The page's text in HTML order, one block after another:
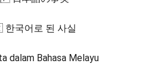
국어로 된 사실
Bahasa Melayu